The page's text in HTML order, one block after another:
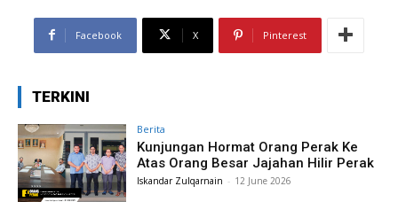
Facebook X Pinterest
TERKINI
Berita
Kunjungan Hormat Orang Perak Ke
Atas Orang Besar Jajahan Hilir Perak
Iskandar Zulqarnain - 12 June 2026